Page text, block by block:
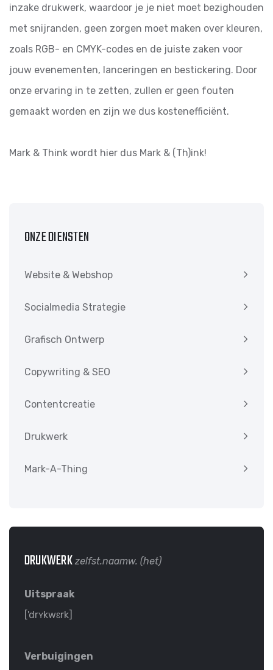
inzake drukwerk, waardoor je je niet moet bezighouden
met snijranden, geen zorgen moet maken over kleuren,
zoals RGB- en CMYK-codes en de juiste zaken voor
jouw evenementen, lanceringen en bestickering. Door
onze ervaring in te zetten, zullen er geen fouten
gemaakt worden en zijn we dus kostenefficiënt.
Mark & Think wordt hier dus Mark & (Th)ink!
ONZE DIENSTEN
Website & Webshop
Socialmedia Strategie
Grafisch Ontwerp
Copywriting & SEO
Contentcreatie
Drukwerk
Mark-A-Thing
DRUKWERK zelfst.naamw. (het)
Uitspraak
['drʏkwɛrk]
Verbuigingen